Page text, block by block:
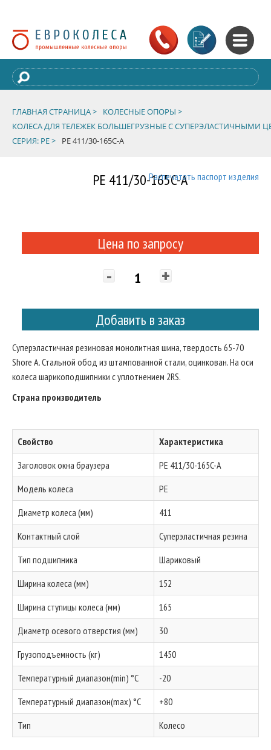
ГЛАВНАЯ СТРАНИЦА >
КОЛЕСНЫЕ ОПОРЫ >
КОЛЕСА ДЛЯ ТЕЛЕЖЕК БОЛЬШЕГРУЗНЫЕ С
СЕРИЯ: PE >
PE 411/30-165C-A
PE 411/30-165C-AРаспечатать паспорт изделия
Цена по запросу
- +
Добавить в заказ
Суперэластичная резиновая монолитная шина, твердость 65-70
Shore A. Стальной обод из штампованной стали, оцинкован. На оси
колеса шарикоподшипники с уплотнением 2RS.
Страна производитель
Свойство
Характеристика
Заголовок окна браузера
PE 411/30-165C-A
Модель колеса
PE
Диаметр колеса (мм)
411
Контактный слой
Суперэластичная резина
Тип подшипника
Шариковый
Ширина колеса (мм)
152
Ширина ступицы колеса (мм)
165
Диаметр осевого отверстия (мм)
30
Грузоподъемность (кг)
1450
Температурный диапазон(min) °C
-20
Температурный диапазон(max) °C
+80
Тип
Колесо